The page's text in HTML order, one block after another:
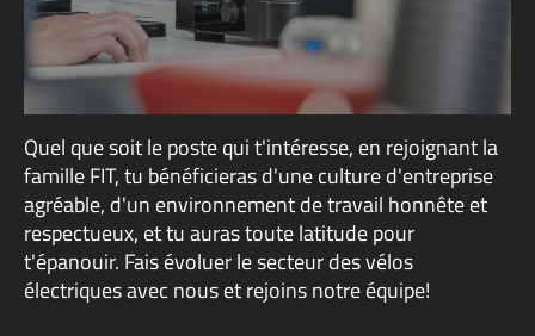
Quel que soit le poste qui t'intéresse, en rejoignant la
famille FIT, tu bénéficieras d'une culture d'entreprise
agréable, d'un environnement de travail honnête et
respectueux, et tu auras toute latitude pour
t'épanouir. Fais évoluer le secteur des vélos
électriques avec nous et rejoins notre équipe!